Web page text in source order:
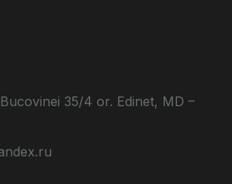
35/4 or. Edinet, MD –